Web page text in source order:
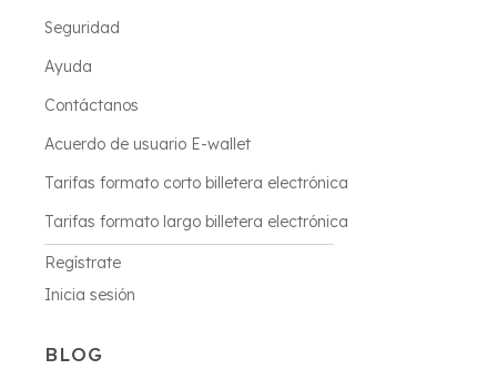
Seguridad
Ayuda
Contáctanos
Acuerdo de usuario E-wallet
Tarifas formato corto billetera electrónica
Tarifas formato largo billetera electrónica
Regístrate
Inicia sesión
BLOG